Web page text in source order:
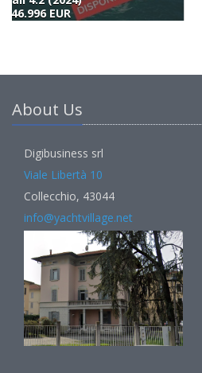
545.000 EUR
About Us
Digibusiness srl
Viale Libertà 10
Collecchio, 43044
info@yachtvillage.net